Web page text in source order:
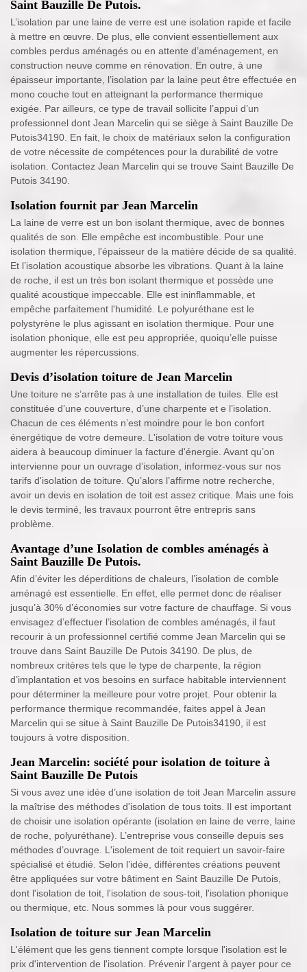
Saint Bauzille De Putois.
L’isolation par une laine de verre est une isolation rapide et facile
à mettre en œuvre. De plus, elle convient essentiellement aux
combles perdus aménagés ou en attente d’aménagement, en
construction neuve comme en rénovation. En outre, à une
épaisseur importante, l’isolation par la laine peut être effectuée en
mono couche tout en atteignant la performance thermique
exigée. Par ailleurs, ce type de travail sollicite l’appui d’un
professionnel dont Jean Marcelin qui se siège à Saint Bauzille De
Putois34190. En fait, le choix de matériaux selon la configuration
de votre nécessite de compétences pour la durabilité de votre
isolation. Contactez Jean Marcelin qui se trouve Saint Bauzille De
Putois 34190.
Isolation fournit par Jean Marcelin
La laine de verre est un bon isolant thermique, avec de bonnes
qualités de son. Elle empêche est incombustible. Pour une
isolation thermique, l'épaisseur de la matière décide de sa qualité.
Et l’isolation acoustique absorbe les vibrations. Quant à la laine
de roche, il est un très bon isolant thermique et possède une
qualité acoustique impeccable. Elle est ininflammable, et
empêche parfaitement l'humidité. Le polyuréthane est le
polystyrène le plus agissant en isolation thermique. Pour une
isolation phonique, elle est peu appropriée, quoiqu’elle puisse
augmenter les répercussions.
Devis d’isolation toiture de Jean Marcelin
Une toiture ne s’arrête pas à une installation de tuiles. Elle est
constituée d’une couverture, d’une charpente et e l’isolation.
Chacun de ces éléments n’est moindre pour le bon confort
énergétique de votre demeure. L'isolation de votre toiture vous
aidera à beaucoup diminuer la facture d'énergie. Avant qu’on
intervienne pour un ouvrage d’isolation, informez-vous sur nos
tarifs d'isolation de toiture. Qu’alors l’affirme notre recherche,
avoir un devis en isolation de toit est assez critique. Mais une fois
le devis terminé, les travaux pourront être entrepris sans
problème.
Avantage d’une Isolation de combles aménagés à
Saint Bauzille De Putois.
Afin d’éviter les déperditions de chaleurs, l’isolation de comble
aménagé est essentielle. En effet, elle permet donc de réaliser
jusqu’à 30% d’économies sur votre facture de chauffage. Si vous
envisagez d’effectuer l’isolation de combles aménagés, il faut
recourir à un professionnel certifié comme Jean Marcelin qui se
trouve dans Saint Bauzille De Putois 34190. De plus, de
nombreux critères tels que le type de charpente, la région
d’implantation et vos besoins en surface habitable interviennent
pour déterminer la meilleure pour votre projet. Pour obtenir la
performance thermique recommandée, faites appel à Jean
Marcelin qui se situe à Saint Bauzille De Putois34190, il est
toujours à votre disposition.
Jean Marcelin: société pour isolation de toiture à
Saint Bauzille De Putois
Si vous avez une idée d’une isolation de toit Jean Marcelin assure
la maîtrise des méthodes d'isolation de tous toits. Il est important
de choisir une isolation opérante (isolation en laine de verre, laine
de roche, polyuréthane). L’entreprise vous conseille depuis ses
méthodes d’ouvrage. L'isolement de toit requiert un savoir-faire
spécialisé et étudié. Selon l’idée, différentes créations peuvent
être appliquées sur votre bâtiment en Saint Bauzille De Putois,
dont l'isolation de toit, l'isolation de sous-toit, l'isolation phonique
ou thermique, etc. Nous sommes là pour vous suggérer.
Isolation de toiture sur Jean Marcelin
L'élément que les gens tiennent compte lorsque l'isolation est le
prix d'intervention de l'isolation. Prévenir l'argent à payer pour ce